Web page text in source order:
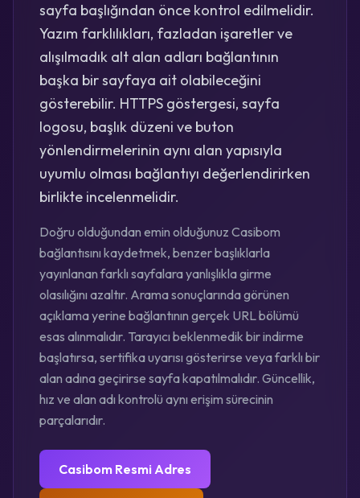
sayfa başlığından önce kontrol edilmelidir.
Yazım farklılıkları, fazladan işaretler ve
alışılmadık alt alan adları bağlantının
başka bir sayfaya ait olabileceğini
gösterebilir. HTTPS göstergesi, sayfa
logosu, başlık düzeni ve buton
yönlendirmelerinin aynı alan yapısıyla
uyumlu olması bağlantıyı değerlendirirken
birlikte incelenmelidir.
Doğru olduğundan emin olduğunuz Casibom
bağlantısını kaydetmek, benzer başlıklarla
yayınlanan farklı sayfalara yanlışlıkla girme
olasılığını azaltır. Arama sonuçlarında görünen
açıklama yerine bağlantının gerçek URL bölümü
esas alınmalıdır. Tarayıcı beklenmedik bir indirme
başlatırsa, sertifika uyarısı gösterirse veya farklı bir
alan adına geçirirse sayfa kapatılmalıdır. Güncellik,
hız ve alan adı kontrolü aynı erişim sürecinin
parçalarıdır.
Casibom Resmi Adres